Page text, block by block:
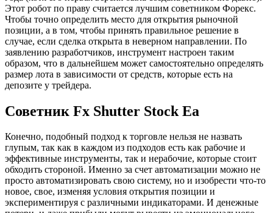
Этот робот по праву считается лучшим советником Форекс.
Чтобы точно определить место для открытия рыночной
позиции, а в том, чтобы принять правильное решение в
случае, если сделка открыта в неверном направлении. По
заявлению разработчиков, инструмент настроен таким
образом, что в дальнейшем может самостоятельно определять
размер лота в зависимости от средств, которые есть на
депозите у трейдера.
Советник Fx Shutter Stock Ea
Конечно, подобный подход к торговле нельзя не назвать
глупым, так как в каждом из подходов есть как рабочие и
эффективные инструменты, так и нерабочие, которые стоит
обходить стороной. Именно за счет автоматизации можно не
просто автоматизировать свою систему, но и изобрести что-то
новое, свое, изменяя условия открытия позиции и
экспериментируя с различными индикаторами. И денежные